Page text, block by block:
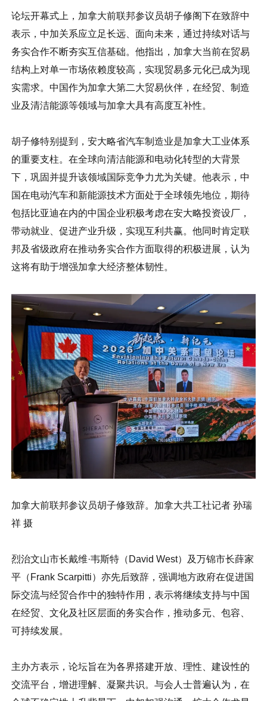
论坛开幕式上，加拿大前联邦参议员胡子修阁下在致辞中
表示，中加关系应立足长远、面向未来，通过持续对话与
务实合作不断夯实互信基础。他指出，加拿大当前在贸易
结构上对单一市场依赖度较高，实现贸易多元化已成为现
实需求。中国作为加拿大第二大贸易伙伴，在经贸、制造
业及清洁能源等领域与加拿大具有高度互补性。
胡子修特别提到，安大略省汽车制造业是加拿大工业体系
的重要支柱。在全球向清洁能源和电动化转型的大背景
下，巩固并提升该领域国际竞争力尤为关键。他表示，中
国在电动汽车和新能源技术方面处于全球领先地位，期待
包括比亚迪在内的中国企业积极考虑在安大略投资设厂，
带动就业、促进产业升级，实现互利共赢。他同时肯定联
邦及省级政府在推动务实合作方面取得的积极进展，认为
这将有助于增强加拿大经济整体韧性。
加拿大前联邦参议员胡子修致辞。加拿大共工社记者 孙瑞
祥 摄
烈治文山市长戴维·韦斯特（David West）及万锦市长薛家
平（Frank Scarpitti）亦先后致辞，强调地方政府在促进国
际交流与经贸合作中的独特作用，表示将继续支持与中国
在经贸、文化及社区层面的务实合作，推动多元、包容、
可持续发展。
主办方表示，论坛旨在为各界搭建开放、理性、建设性的
交流平台，增进理解、凝聚共识。与会人士普遍认为，在